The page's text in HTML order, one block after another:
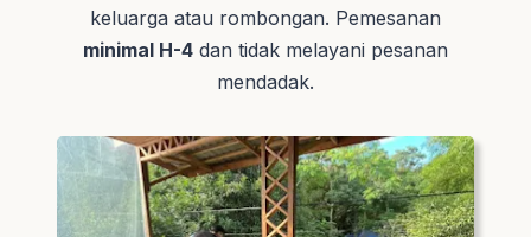
keluarga atau rombongan. Pemesanan
minimal H-4 dan tidak melayani pesanan
mendadak.